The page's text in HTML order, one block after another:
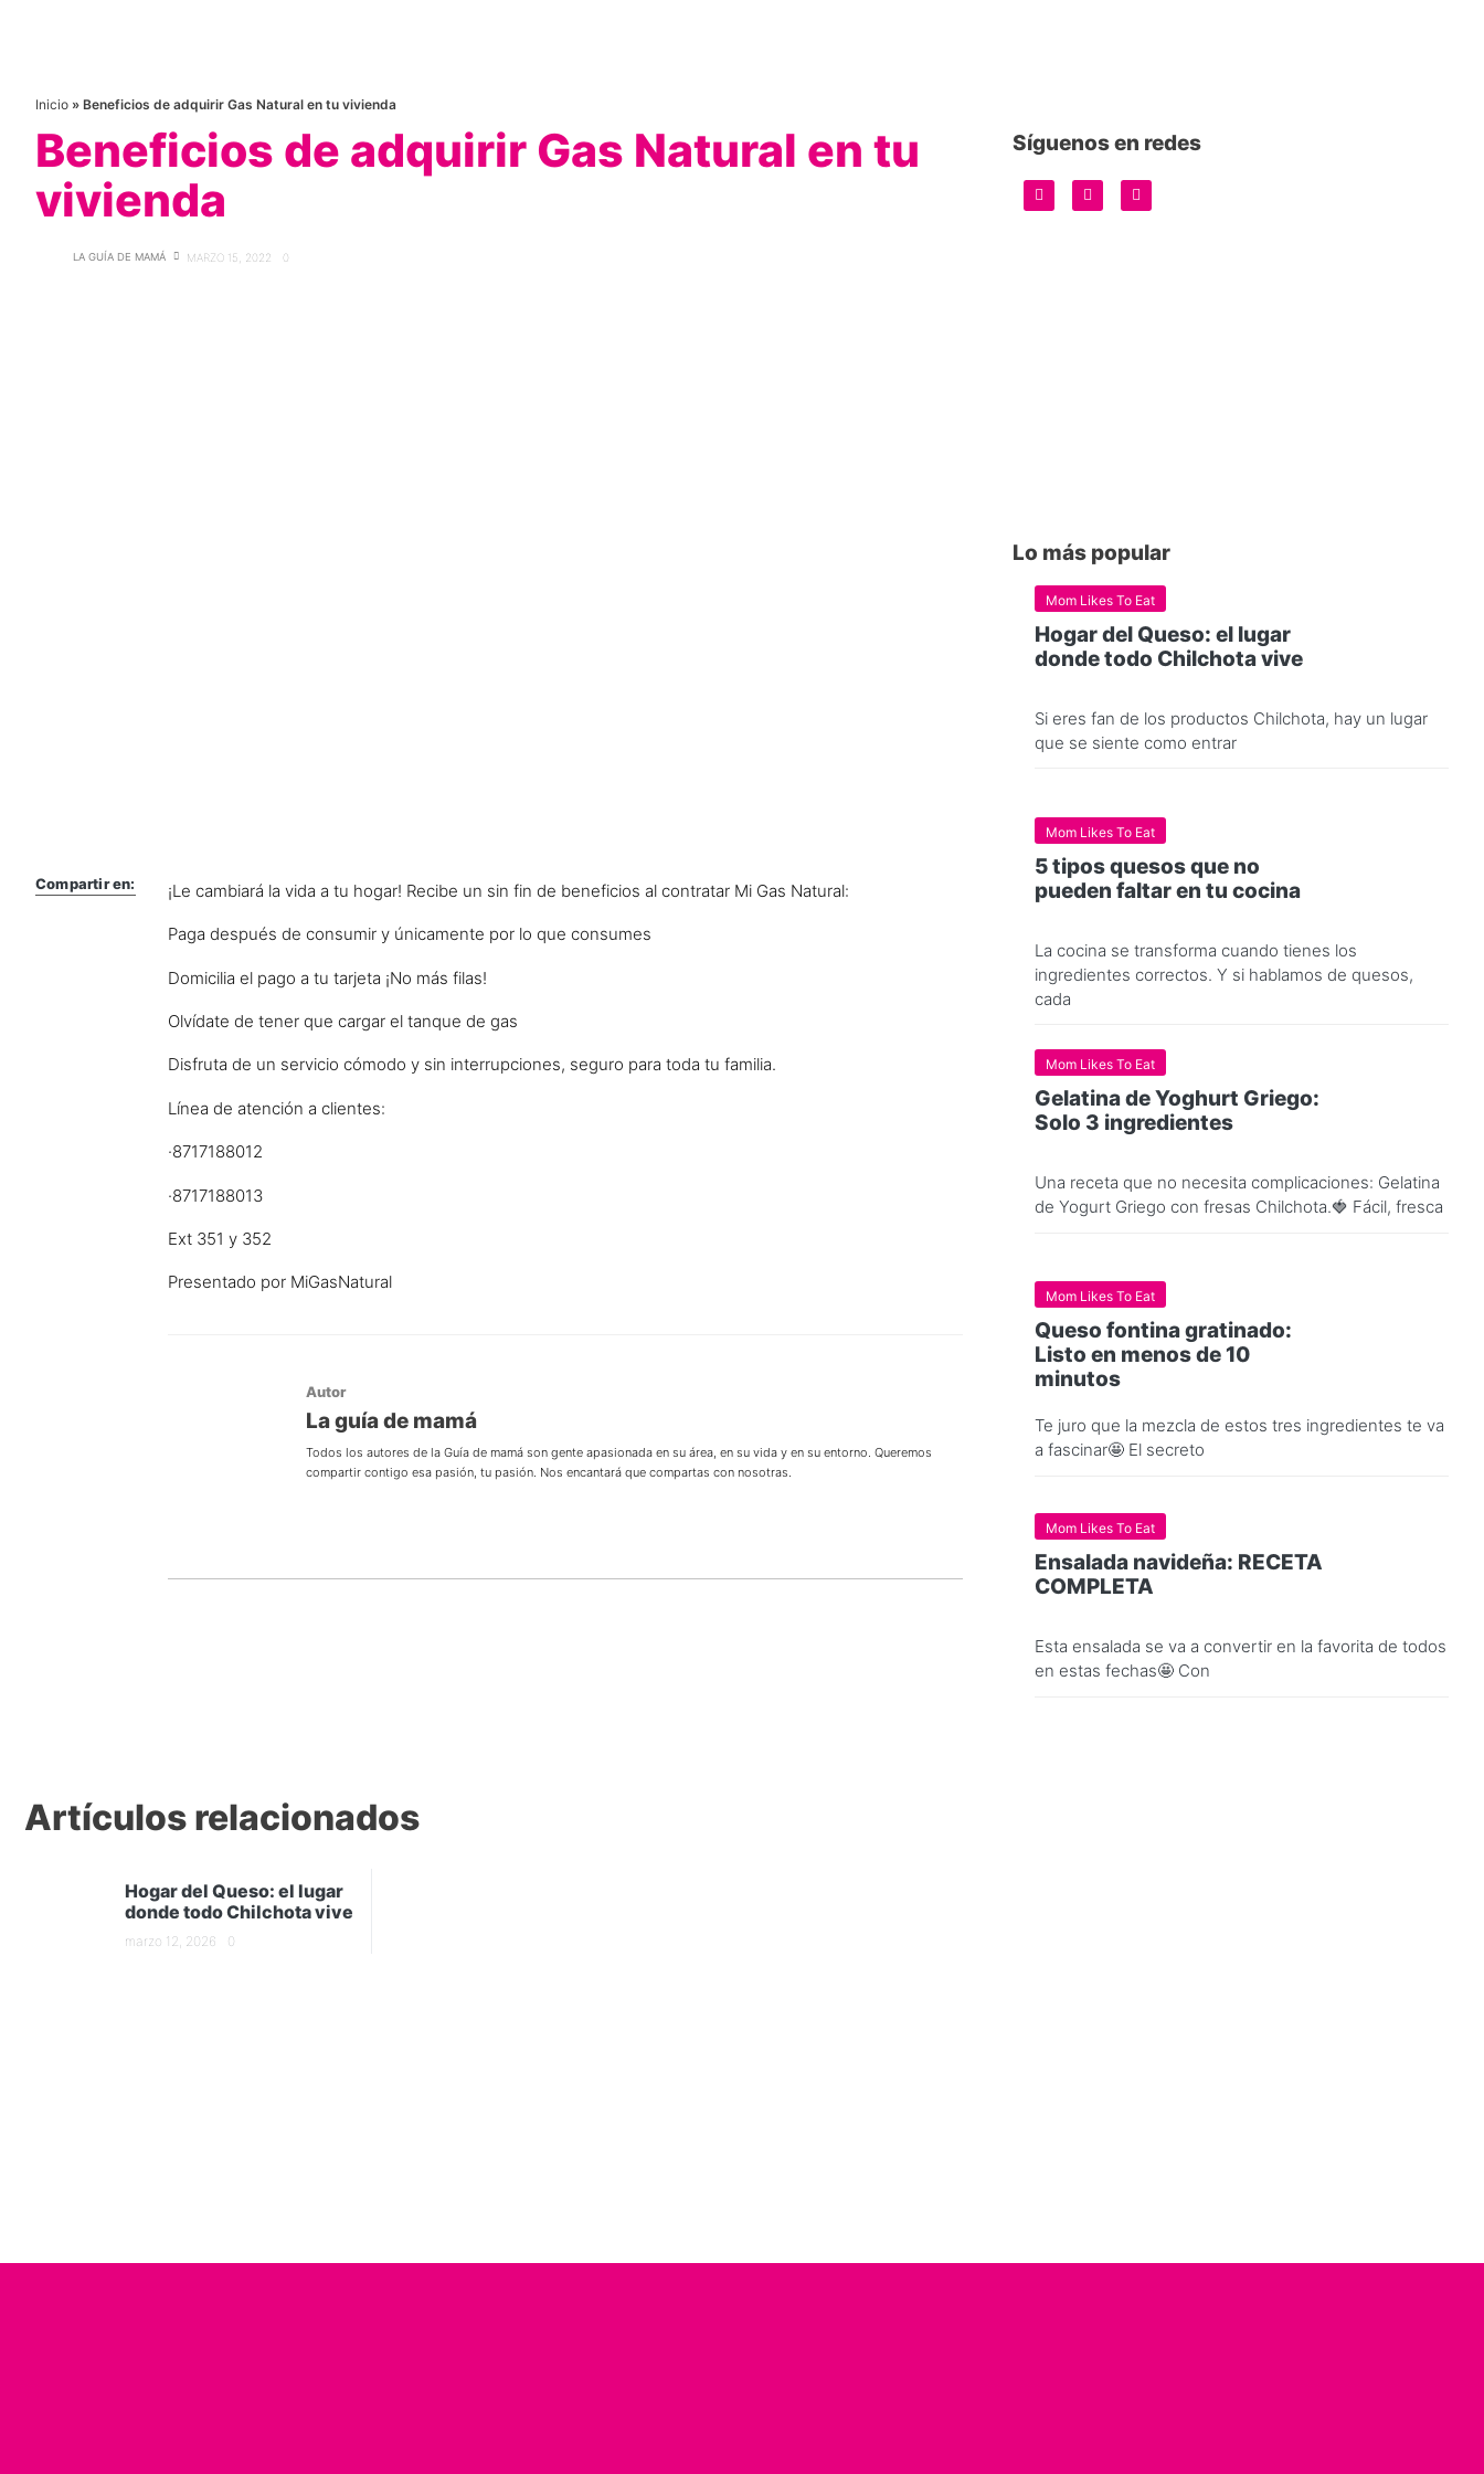
Inicio » Beneficios de adquirir Gas Natural en tu vivienda
Beneficios de adquirir Gas Natural en tu
vivienda
LA GUÍA DE MAMÁ MARZO 15, 2022 0
Compartir en: ¡Le cambiará la vida a tu hogar! Recibe un sin fin de beneficios al contratar Mi Gas Natural:
Paga después de consumir y únicamente por lo que consumes
Domicilia el pago a tu tarjeta ¡No más filas!
Olvídate de tener que cargar el tanque de gas
Disfruta de un servicio cómodo y sin interrupciones, seguro para toda tu familia.
Línea de atención a clientes:
·8717188012
·8717188013
Ext 351 y 352
Presentado por MiGasNatural
Autor
La guía de mamá
Todos los autores de la Guía de mamá son gente apasionada en su área, en su vida y en su entorno. Queremos
compartir contigo esa pasión, tu pasión. Nos encantará que compartas con nosotras.
Síguenos en redes
Lo más popular
Mom Likes To Eat
Hogar del Queso: el lugar
donde todo Chilchota vive
Si eres fan de los productos Chilchota, hay un lugar
que se siente como entrar
Mom Likes To Eat
5 tipos quesos que no
pueden faltar en tu cocina
La cocina se transforma cuando tienes los
ingredientes correctos. Y si hablamos de quesos,
cada
Mom Likes To Eat
Gelatina de Yoghurt Griego:
Solo 3 ingredientes
Una receta que no necesita complicaciones: Gelatina
de Yogurt Griego con fresas Chilchota.🍓 Fácil, fresca
Mom Likes To Eat
Queso fontina gratinado:
Listo en menos de 10
minutos
Te juro que la mezcla de estos tres ingredientes te va
a fascinar🤩 El secreto
Mom Likes To Eat
Ensalada navideña: RECETA
COMPLETA
Esta ensalada se va a convertir en la favorita de todos
en estas fechas🤩 Con
Artículos relacionados
Hogar del Queso: el lugar
donde todo Chilchota vive
marzo 12, 2026 0